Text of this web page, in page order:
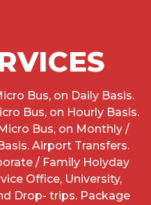
Bus, on Daily Basis.
Bus, on Hourly Basis.
Bus, on Monthly /
Airport Transfers.
/ Family Holyday
Office, University,
Drop- trips. Package